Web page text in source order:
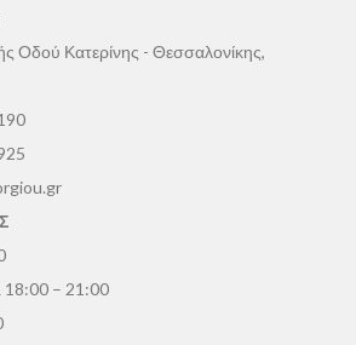
Οδού Κατερίνης - Θεσσαλονίκης,
18:00 – 21:00